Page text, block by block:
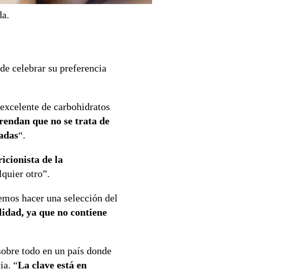
celebrar su preferencia
de carbohidratos
que no se trata de
“.
de la
otro”.
hacer una selección del
ya que no contiene
todo en un país donde
“La clave está en